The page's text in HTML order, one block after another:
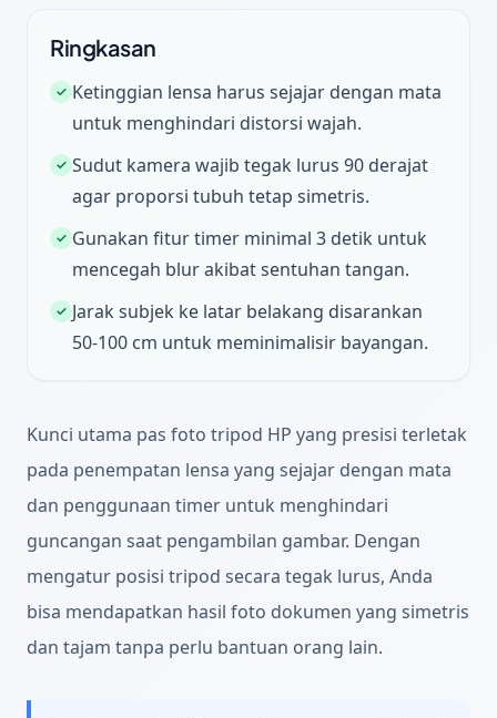
Ringkasan
✓ Ketinggian lensa harus sejajar dengan mata
untuk menghindari distorsi wajah.
✓ Sudut kamera wajib tegak lurus 90 derajat
agar proporsi tubuh tetap simetris.
✓ Gunakan fitur timer minimal 3 detik untuk
mencegah blur akibat sentuhan tangan.
✓ Jarak subjek ke latar belakang disarankan
50-100 cm untuk meminimalisir bayangan.
Kunci utama pas foto tripod HP yang presisi terletak
pada penempatan lensa yang sejajar dengan mata
dan penggunaan timer untuk menghindari
guncangan saat pengambilan gambar. Dengan
mengatur posisi tripod secara tegak lurus, Anda
bisa mendapatkan hasil foto dokumen yang simetris
dan tajam tanpa perlu bantuan orang lain.